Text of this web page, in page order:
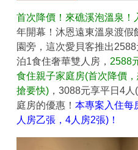
首次降價！來礁溪泡溫泉！
年開幕！沐恩遠東溫泉渡假
園旁，這次愛貝客推出
泊1食住奢華雙人房， 2588
食住親子家庭房(首次降價
搶要快)，3088元享平日4人
庭房的優惠！ 本專案入住每
人房乙張，4人房2張)！